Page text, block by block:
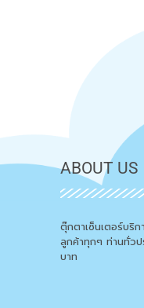
ABOUT US
ตุ๊กตาเซ็นเตอร์บริ
ลูกค้าทุกๆ ท่านทั่ว
บาท